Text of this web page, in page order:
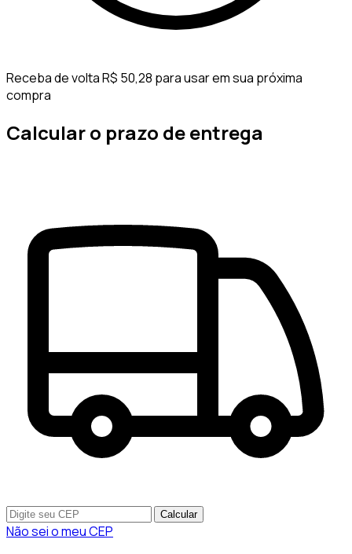
Receba de volta R$ 50,28 para usar em sua próxima
compra
Calcular o prazo de entrega
Calcular
Não sei o meu CEP